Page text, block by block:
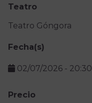
Teatro
Teatro Góngora
Fecha(s)
02/07/2026- 20:30
Precio